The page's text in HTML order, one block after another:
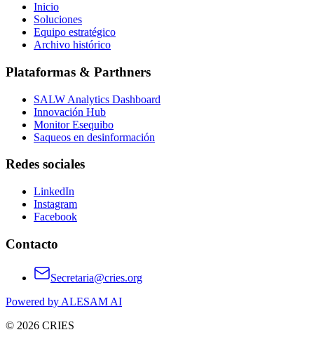
Inicio
Soluciones
Equipo estratégico
Archivo histórico
Plataformas & Parthners
SALW Analytics Dashboard
Innovación Hub
Monitor Esequibo
Saqueos en desinformación
Redes sociales
LinkedIn
Instagram
Facebook
Contacto
Secretaria@cries.org
Powered by ALESAM AI
© 2026 CRIES